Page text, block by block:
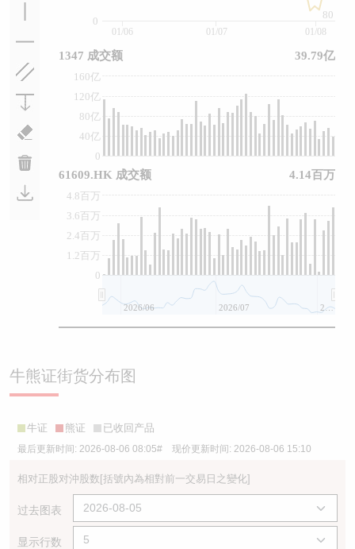
0
80
0
40亿
80亿
120亿
160亿
0
1.2百万
2.4百万
3.6百万
4.8百万
01/06 01/07 01/08
2026/06 2026/07 2026/08
1347 成交额 39.79亿
61609.HK 成交额 4.14百万
牛熊证街货分布图
牛证 熊证 已收回产品
最后更新时间: 2026-08-06 08:05# 现价更新时间: 2026-08-06 15:10
相对正股对沖股数[括號內為相對前一交易日之變化]
过去图表
显示行数